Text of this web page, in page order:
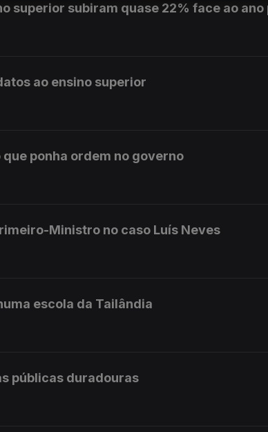
superior subiram quase 22% face ao ano
ao ensino superior
ponha ordem no governo
Ministro no caso Luís Neves
escola da Tailândia
públicas duradouras